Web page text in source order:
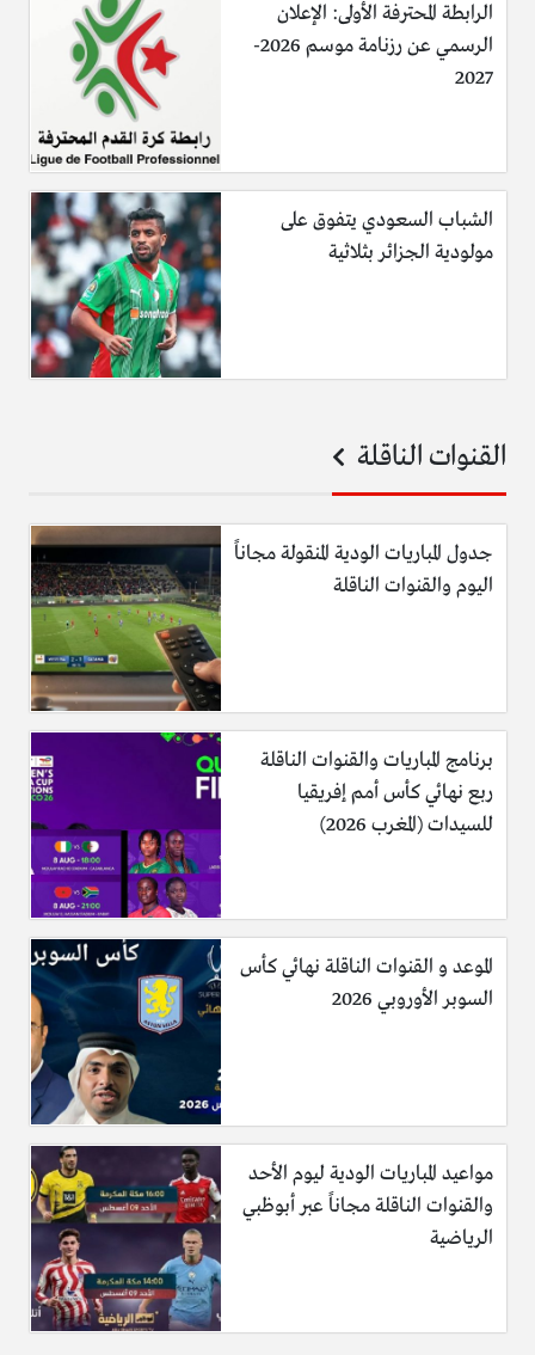
الرابطة المحترفة الأولى: الإعلان
الرسمي عن رزنامة موسم 2026-
2027
الشباب السعودي يتفوق على
مولودية الجزائر بثلاثية
القنوات الناقلة
جدول المباريات الودية المنقولة مجاناً
اليوم والقنوات الناقلة
برنامج المباريات والقنوات الناقلة
ربع نهائي كأس أمم إفريقيا
للسيدات (المغرب 2026)
الموعد و القنوات الناقلة نهائي كأس
السوبر الأوروبي 2026
مواعيد المباريات الودية ليوم الأحد
والقنوات الناقلة مجاناً عبر أبوظبي
الرياضية